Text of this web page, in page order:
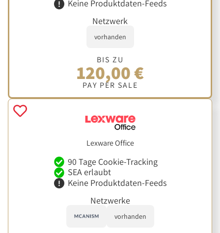
Keine Produktdaten-Feeds
Netzwerk
vorhanden
BIS ZU
120,00 €
PAY PER SALE
Lexware Office
90 Tage Cookie-Tracking
SEA erlaubt
Keine Produktdaten-Feeds
Netzwerke
vorhanden